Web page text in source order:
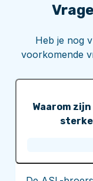
Heb je nog
voorkomende
Waarom
sterke